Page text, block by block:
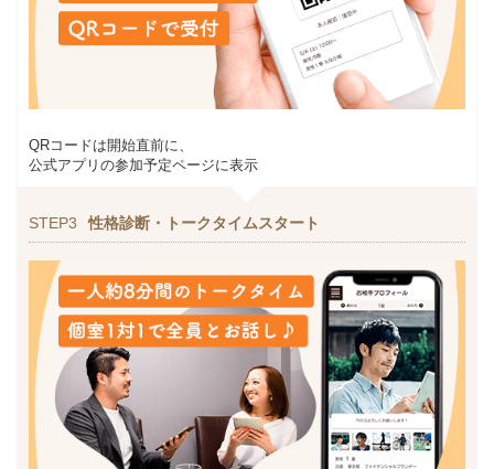
QRコードは開始直前に、
公式アプリの参加予定ページに表示
STEP3 性格診断・トークタイムスタート